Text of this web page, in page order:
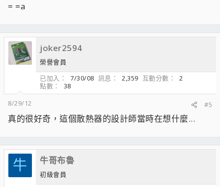
= =a
joker2594
榮譽會員
已加入
7/30/08 訊息 2,359 互動分數
2
點數
38
8/29/12
#5
真的很好奇，這個散熱器的設計師當時在想什麼...
牛 牛哥布魯
初級會員